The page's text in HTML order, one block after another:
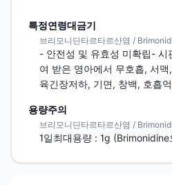
특정연령대금기
브리모니딘타르타르산염 /
- 안전성 및 유효성 미확립- 시
여 받은 영아에서 무호흡, 서
육긴장저하, 기면, 창백, 호흡
용량주의
브리모니딘타르타르산염 /
1일최대용량 : 1g